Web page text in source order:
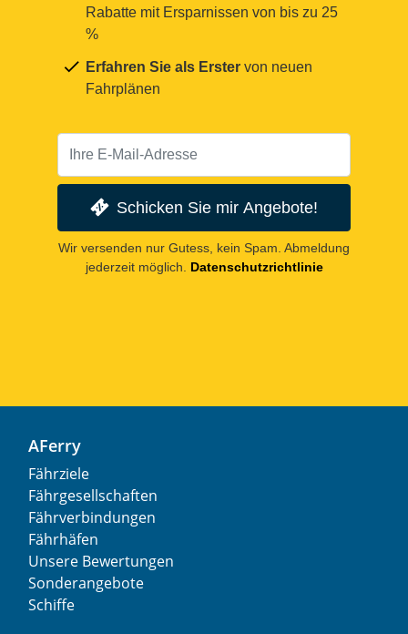
Rabatte mit Ersparnissen von bis zu 25
%
Erfahren Sie als Erster von neuen
Fahrplänen
Schicken Sie mir Angebote!
Wir versenden nur Gutess, kein Spam. Abmeldung
jederzeit möglich.
Datenschutzrichtlinie
AFerry
Fährziele
Fährgesellschaften
Fährverbindungen
Fährhäfen
Unsere Bewertungen
Sonderangebote
Schiffe